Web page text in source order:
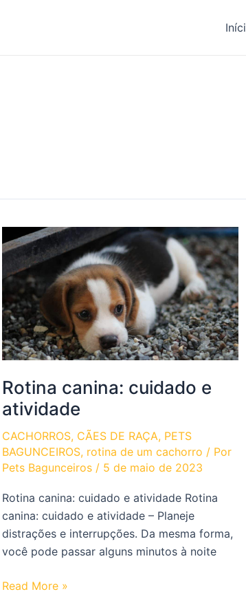
Rotina canina: cuidado e
atividade
CACHORROS, CÃES DE RAÇA, PETS
BAGUNCEIROS, rotina de um cachorro / Por
Pets Bagunceiros / 5 de maio de 2023
Rotina canina: cuidado e atividade Rotina
canina: cuidado e atividade – Planeje
distrações e interrupções. Da mesma forma,
você pode passar alguns minutos à noite
Rotina
Read More »